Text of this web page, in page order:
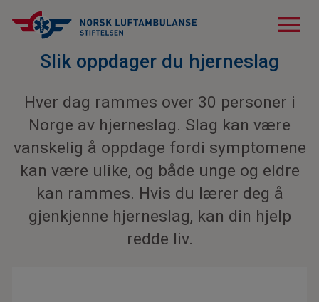
menu
Slik oppdager du hjerneslag
Hver dag rammes over 30 personer i
Norge av hjerneslag. Slag kan være
vanskelig å oppdage fordi symptomene
kan være ulike, og både unge og eldre
kan rammes. Hvis du lærer deg å
gjenkjenne hjerneslag, kan din hjelp
redde liv.